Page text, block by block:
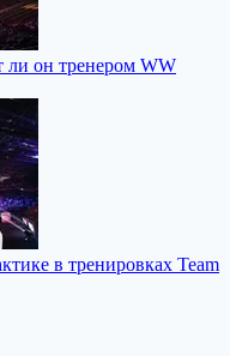
ли он тренером WW
в тренировках Team